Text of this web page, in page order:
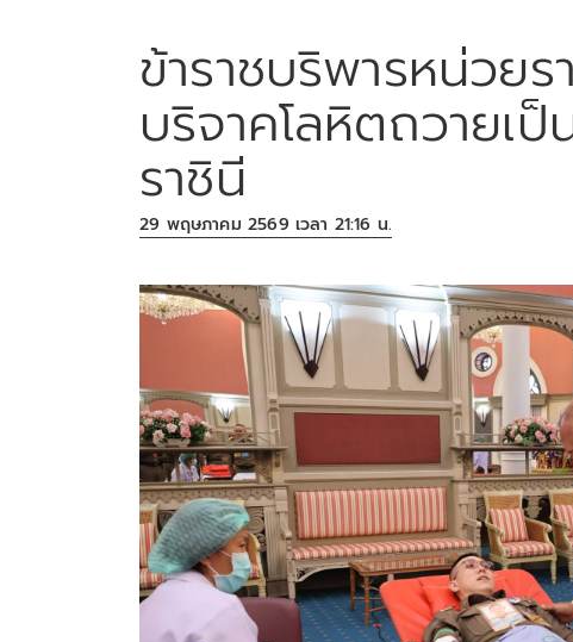
ข้าราชบริพารหน่วยร
บริจาคโลหิตถวายเ
ราชินี
29 พฤษภาคม 2569 เวลา 21:16 น.